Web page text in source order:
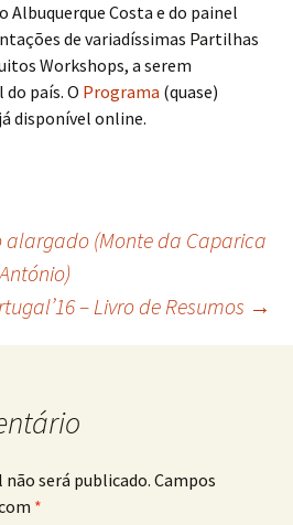
Albuquerque Costa e do painel
de variadíssimas Partilhas
Workshops, a serem
país. O Programa (quase)
disponível online.
alargado (Monte da Caparica
– Livro de Resumos →
não será publicado. Campos
*